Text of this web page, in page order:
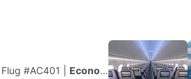
Flug #AC401 Economy